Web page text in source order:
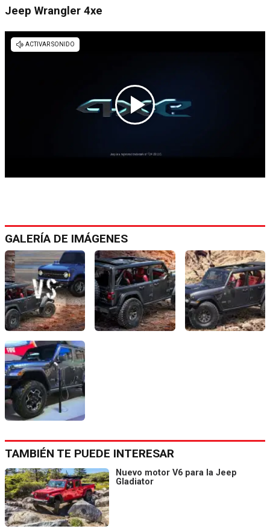
Jeep Wrangler 4xe
GALERÍA DE IMÁGENES
TAMBIÉN TE PUEDE INTERESAR
Nuevo motor V6 para la Jeep
Gladiator